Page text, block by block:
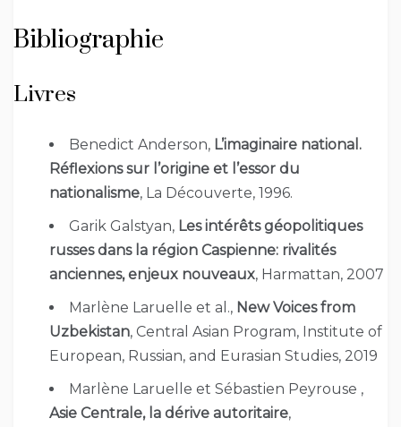
Bibliographie
Livres
Benedict Anderson, L’imaginaire national.
Réflexions sur l’origine et l’essor du
nationalisme, La Découverte, 1996.
Garik Galstyan, Les intérêts géopolitiques
russes dans la région Caspienne: rivalités
anciennes, enjeux nouveaux, Harmattan, 2007
Marlène Laruelle et al., New Voices from
Uzbekistan, Central Asian Program, Institute of
European, Russian, and Eurasian Studies, 2019
Marlène Laruelle et Sébastien Peyrouse ,
Asie Centrale, la dérive autoritaire,